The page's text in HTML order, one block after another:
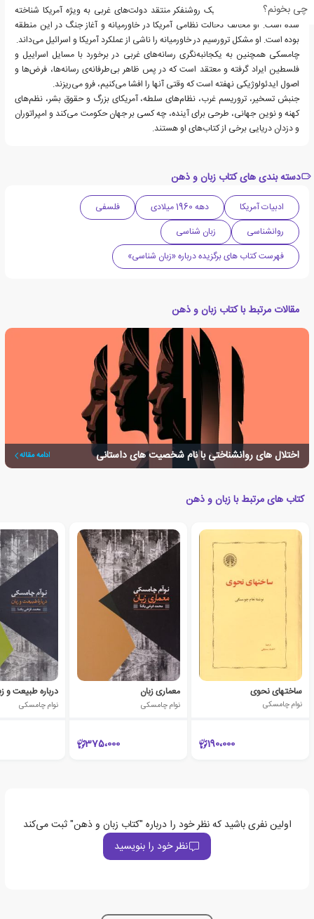
چی بخونم؟
نوام چامسکی به عنوان یک روشنفکر منتقد دولت‌های غربی به ویژه آمریکا شناخته
شده است. او مخالف دخالت نظامی آمریکا در خاورمیانه و آغاز جنگ در این منطقه
بوده است. او مشکل ترورسیم در خاورمیانه را ناشی از عملکرد آمریکا و اسرائیل می‌داند.
چامسکی همچنین به یکجانبه‌نگری رسانه‌های غربی در برخورد با مسایل اسراییل و
فلسطین ایراد گرفته و معتقد است که در پس ظاهر بی‌طرفانه‌ی رسانه‌ها، فرض‌ها و
اصول ایدئولوژیکی‌ نهفته ‌است که وقتی آنها را افشا می‌کنیم، فرو می‌ریزند.
جنبش تسخیر، تروریسم غرب، نظام‌‌های سلطه، آمریکای بزرگ و حقوق بشر، نظم‌های
کهنه و نوین جهانی، طرحی برای آینده، چه کسی بر جهان حکومت می‌کند و امپراتوران
و دزدان دریایی برخی از کتاب‌های او هستند.
دسته بندی های کتاب زبان و ذهن
ادبیات آمریکا دهه 1960 میلادی
فلسفی
روانشناسی
زبان شناسی
فهرست کتاب های برگزیده درباره «زبان شناسی»
مقالات مرتبط با کتاب زبان و ذهن
اختلال های روانشناختی با نام شخصیت های داستانی ادامه مقاله
کتاب های مرتبط با زبان و ذهن
ساختهای نحوی
نوام چامسکی
190،000
معماری زبان
نوام چامسکی
375،000
درباره طبیعت و
نوام چامسکی
اولین نفری باشید که نظر خود را درباره "کتاب زبان و ذهن" ثبت می‌کند
نظر خود را بنویسید